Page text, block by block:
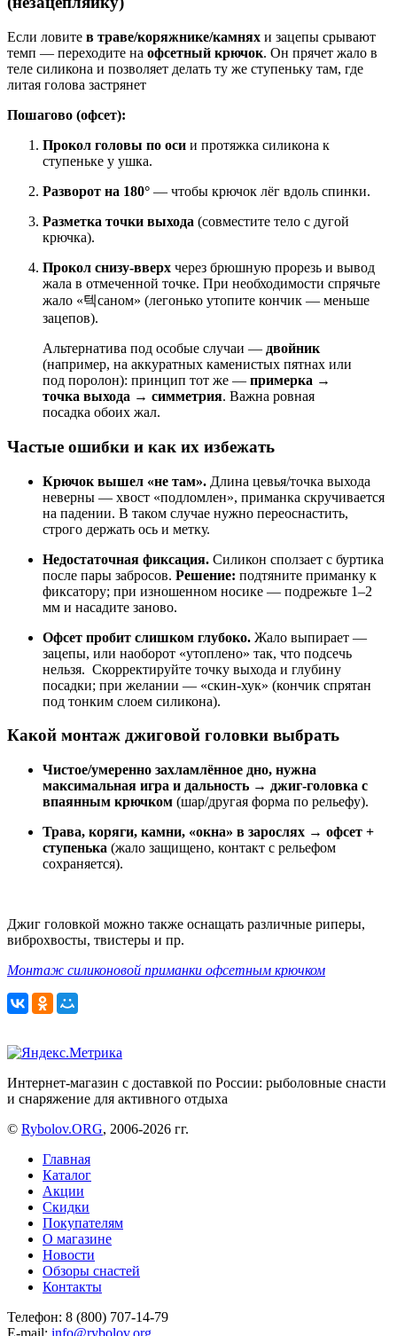
Если ловите в траве/коряжнике/камнях и зацепы срывают
темп — переходите на офсетный крючок. Он прячет жало в
теле силикона и позволяет делать ту же ступеньку там, где
литая голова застрянет
Пошагово (офсет):
Прокол головы по оси и протяжка силикона к
ступеньке у ушка.
Разворот на 180° — чтобы крючок лёг вдоль спинки.
Разметка точки выхода (совместите тело с дугой
крючка).
Прокол снизу-вверх через брюшную прорезь и вывод
жала в отмеченной точке. При необходимости спрячьте
жало «텍саном» (легонько утопите кончик — меньше
зацепов).
Альтернатива под особые случаи — двойник
(например, на аккуратных каменистых пятнах или
под поролон): принцип тот же — примерка →
точка выхода → симметрия. Важна ровная
посадка обоих жал.
Частые ошибки и как их избежать
Крючок вышел «не там». Длина цевья/точка выхода
неверны — хвост «подломлен», приманка скручивается
на падении. В таком случае нужно переоснастить,
строго держать ось и метку.
Недостаточная фиксация. Силикон сползает с буртика
после пары забросов. Решение: подтяните приманку к
фиксатору; при изношенном носике — подрежьте 1–2
мм и насадите заново.
Офсет пробит слишком глубоко. Жало выпирает —
зацепы, или наоборот «утоплено» так, что подсечь
нельзя. Скорректируйте точку выхода и глубину
посадки; при желании — «скин-хук» (кончик спрятан
под тонким слоем силикона).
Какой монтаж джиговой головки выбрать
Чистое/умеренно захламлённое дно, нужна
максимальная игра и дальность → джиг-головка с
впаянным крючком (шар/другая форма по рельефу).
Трава, коряги, камни, «окна» в зарослях → офсет +
ступенька (жало защищено, контакт с рельефом
сохраняется).
Джиг головкой можно также оснащать различные риперы,
виброхвосты, твистеры и пр.
Монтаж силиконовой приманки офсетным крючком
Интернет-магазин с доставкой по России: рыболовные снасти
и снаряжение для активного отдыха
© Rybolov.ORG, 2006-2026 гг.
Главная
Каталог
Акции
Скидки
Покупателям
О магазине
Новости
Обзоры снастей
Контакты
Телефон: 8 (800) 707-14-79
E-mail: info@rybolov.org